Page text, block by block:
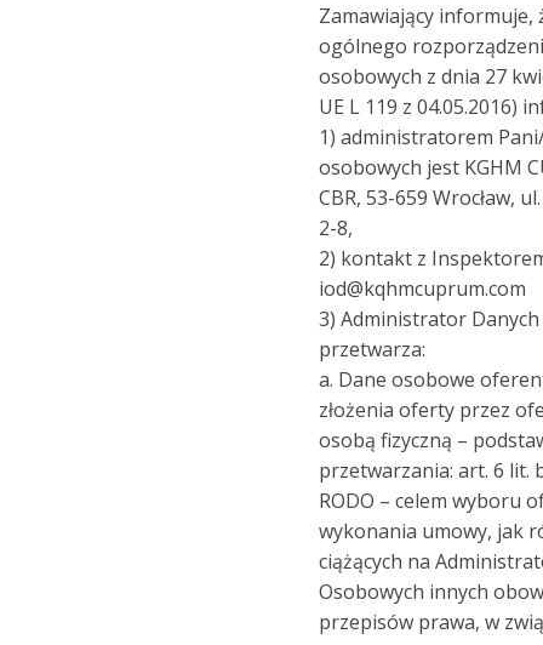
Zamawiający informuje,
ogólnego
osobowych z dnia 27
UE L 119 z 04.05.2016)
1) administratorem
osobowych jest KGHM
CBR, 53-659 Wrocław,
2-8,
2) kontakt z
iod@kqhmcuprum.com
3) Administrator
przetwarza:
a. Dane osobowe
złożenia oferty przez
osobą fizyczną –
przetwarzania: art. 6 lit.
RODO – celem wyboru
wykonania umowy, jak
ciążących na
Osobowych innych
przepisów prawa, w